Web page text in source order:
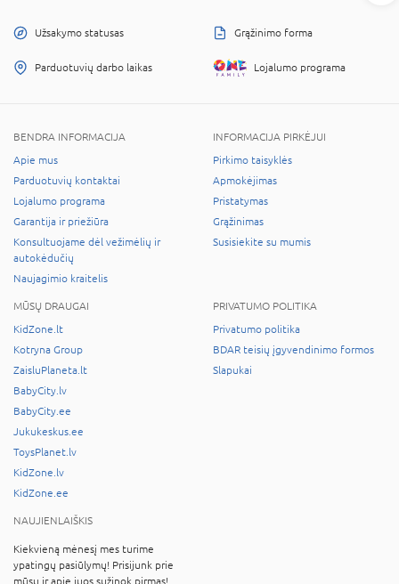
Užsakymo statusas Grąžinimo forma
Parduotuvių darbo laikas Lojalumo programa
BENDRA INFORMACIJA
Apie mus
Parduotuvių kontaktai
Lojalumo programa
Garantija ir priežiūra
Konsultuojame dėl vežimėlių ir
autokėdučių
Naujagimio kraitelis
INFORMACIJA PIRKĖJUI
Pirkimo taisyklės
Apmokėjimas
Pristatymas
Grąžinimas
Susisiekite su mumis
MŪSŲ DRAUGAI
KidZone.lt
Kotryna Group
ZaisluPlaneta.lt
BabyCity.lv
BabyCity.ee
Jukukeskus.ee
ToysPlanet.lv
KidZone.lv
KidZone.ee
PRIVATUMO POLITIKA
Privatumo politika
BDAR teisių įgyvendinimo formos
Slapukai
NAUJIENLAIŠKIS
Kiekvieną mėnesį mes turime
ypatingų pasiūlymų! Prisijunk prie